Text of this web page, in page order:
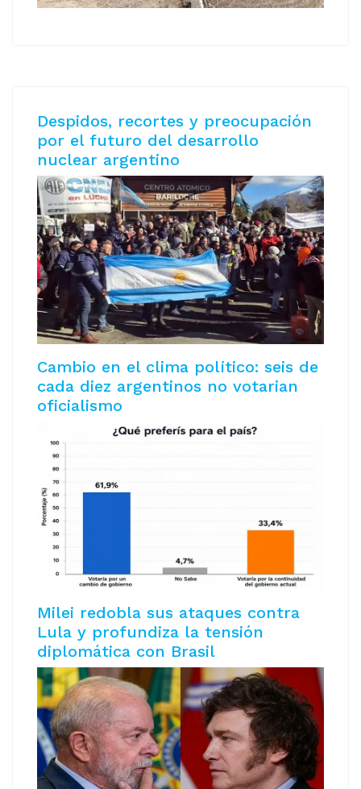
Despidos, recortes y preocupación
por el futuro del desarrollo
nuclear argentino
Cambio en el clima político: seis de
cada diez argentinos no votarian
oficialismo
Milei redobla sus ataques contra
Lula y profundiza la tensión
diplomática con Brasil